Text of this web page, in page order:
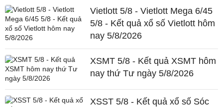
Vietlott 5/8 - Vietlott Mega 6/45
5/8 - Kết quả xổ số Vietlott hôm
nay 5/8/2026
XSMT 5/8 - Kết quả XSMT hôm
nay thứ Tư ngày 5/8/2026
XSST 5/8 - Kết quả xổ số Sóc